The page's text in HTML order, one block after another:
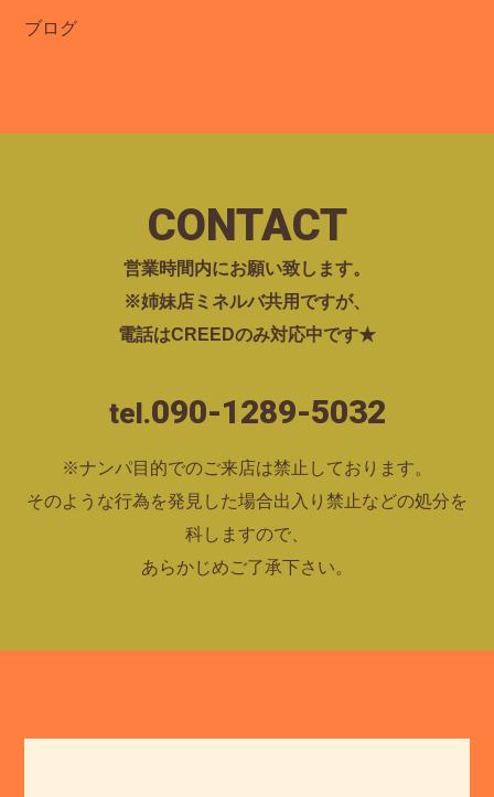
ブログ
CONTACT
営業時間内にお願い致します。
※姉妹店ミネルバ共用ですが、
電話はCREEDのみ対応中です★
tel.090-1289-5032
※ナンパ目的でのご来店は禁止しております。
そのような行為を発見した場合出入り禁止などの処分を
科しますので、
あらかじめご了承下さい。